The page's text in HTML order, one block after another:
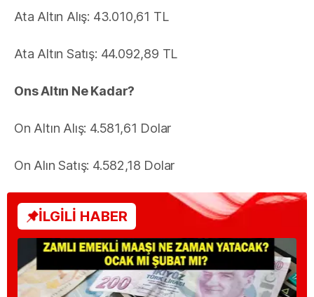
Ata Altın Alış: 43.010,61 TL
Ata Altın Satış: 44.092,89 TL
Ons Altın Ne Kadar?
On Altın Alış: 4.581,61 Dolar
On Alın Satış: 4.582,18 Dolar
İLGİLİ HABER